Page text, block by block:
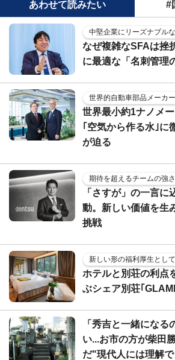
あわせて読みたい #
中堅企業にリーズナブル
なぜ複雑なSFAは挫
に最適な「名刺管理
世界的自動車部品メーカ
世界最小約1ナノメ
｢空気から作る水｣に
が迫る
期待を超えるチームの強さ
「さすが」の一言
動。新しい価値を生
挑戦
新しい形の福利厚生とし
ホテルと別荘の利点
ぶシェア別荘｢
「秀吉と一緒になる
い...お市の方が柴田
だ"現代人には理解